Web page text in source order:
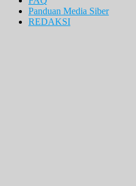
Panduan Media Siber
REDAKSI